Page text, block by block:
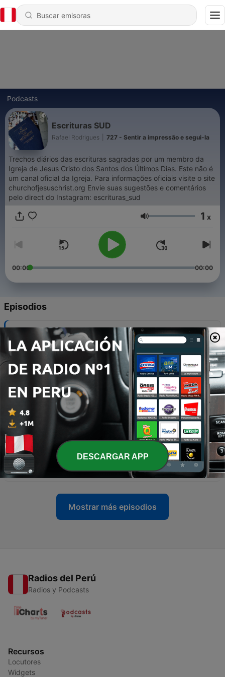
Podcasts
Escrituras SUD
Rafael Rodrigues 727 - Sentir a impressão e segui-la
Trechos diários das escrituras sagradas por um membro da
Igreja de Jesus Cristo dos Santos dos Últimos Dias. Este não é
um canal oficial da Igreja. Para informações oficiais visite o site
churchofjesuschrist.org Envie suas sugestões e comentários
pelo direct do Instagram: escrituras_sud
Volumen 1 x
00:00 00:00
Episodios
- Sentir a impressão e segui-la
30 ago. 2022
726 - Esforçar-se
25 ago. 2022
725 - Enfrentar e suportar
22 ago. 2022
724 - Aproveitar as provações
07 ago. 2022
723 - Nas ilhas do mar
06 ago. 2022
Mostrar más episodios
Radios del Perú
Radios y Podcasts
Recursos
Locutores
Widgets
DESCARGAR APP